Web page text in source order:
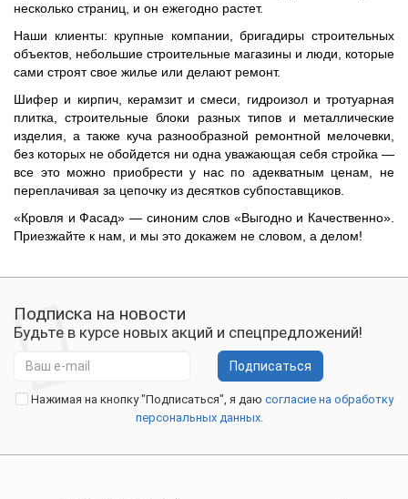
несколько страниц, и он ежегодно растет.
Наши клиенты: крупные компании, бригадиры строительных
объектов, небольшие строительные магазины и люди, которые
сами строят свое жилье или делают ремонт.
Шифер и кирпич, керамзит и смеси, гидроизол и тротуарная
плитка, строительные блоки разных типов и металлические
изделия, а также куча разнообразной ремонтной мелочевки,
без которых не обойдется ни одна уважающая себя стройка —
все это можно приобрести у нас по адекватным ценам, не
переплачивая за цепочку из десятков субпоставщиков.
«Кровля и Фасад» — синоним слов «Выгодно и Качественно»
Приезжайте к нам, и мы это докажем не словом, а делом!
Подписка на новости
Будьте в курсе новых акций и спецпредложений!
Подписаться
Нажимая на кнопку "Подписаться", я даю согласие на обработку
персональных данных.